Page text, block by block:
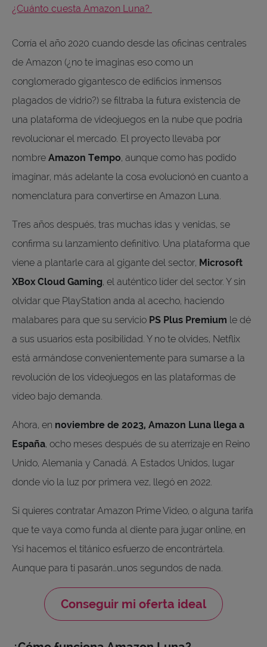
¿Cuánto cuesta Amazon Luna?
Corría el año 2020 cuando desde las oficinas centrales
de Amazon (¿no te imaginas eso como un
conglomerado gigantesco de edificios inmensos
plagados de vidrio?) se filtraba la futura existencia de
una plataforma de videojuegos en la nube que podría
revolucionar el mercado. El proyecto llevaba por
nombre Amazon Tempo, aunque como has podido
imaginar, más adelante la cosa evolucionó en cuanto a
nomenclatura para convertirse en Amazon Luna.
Tres años después, tras muchas idas y venidas, se
confirma su lanzamiento definitivo. Una plataforma que
viene a plantarle cara al gigante del sector, Microsoft
XBox Cloud Gaming, el auténtico líder del sector. Y sin
olvidar que PlayStation anda al acecho, haciendo
malabares para que su servicio PS Plus Premium le dé
a sus usuarios esta posibilidad. Y no te olvides, Netflix
está armándose convenientemente para sumarse a la
revolución de los videojuegos en las plataformas de
vídeo bajo demanda.
Ahora, en noviembre de 2023, Amazon Luna llega a
España, ocho meses después de su aterrizaje en Reino
Unido, Alemania y Canadá. A Estados Unidos, lugar
donde vio la luz por primera vez, llegó en 2022.
Si quieres contratar Amazon Prime Video, o alguna tarifa
que te vaya como funda al diente para jugar online, en
Ysi hacemos el titánico esfuerzo de encontrártela.
Aunque para ti pasarán…unos segundos de nada.
Conseguir mi oferta ideal